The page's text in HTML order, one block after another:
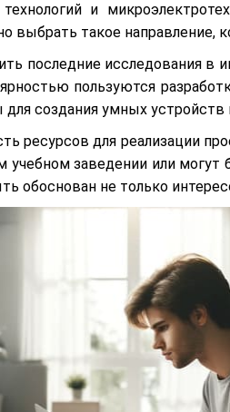
и
выбрать такое направление,
последние исследования в
пользуются
создания умных устройств
ресурсов для реализации
заведении или могут
обоснован не только